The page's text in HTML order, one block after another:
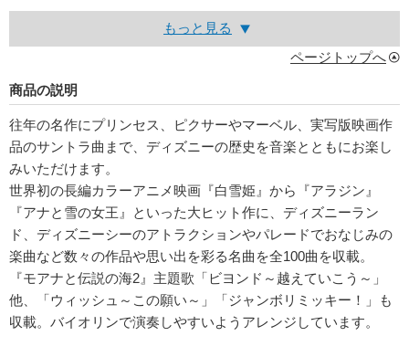
もっと見る
ページトップへ
商品の説明
往年の名作にプリンセス、ピクサーやマーベル、実写版映画作
品のサントラ曲まで、ディズニーの歴史を音楽とともにお楽し
みいただけます。
世界初の長編カラーアニメ映画『白雪姫』から『アラジン』
『アナと雪の女王』といった大ヒット作に、ディズニーラン
ド、ディズニーシーのアトラクションやパレードでおなじみの
楽曲など数々の作品や思い出を彩る名曲を全100曲を収載。
『モアナと伝説の海2』主題歌「ビヨンド～越えていこう～」
他、「ウィッシュ～この願い～」「ジャンボリミッキー！」も
収載。バイオリンで演奏しやすいようアレンジしています。